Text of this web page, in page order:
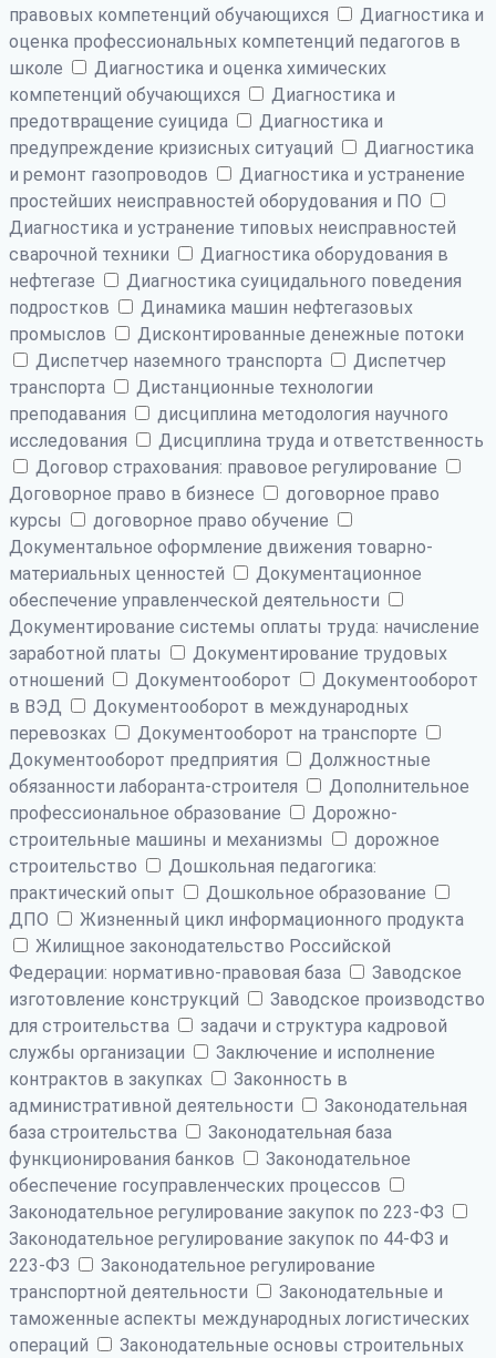
правовых компетенций обучающихся
Диагностика и
оценка профессиональных компетенций педагогов в
школе
Диагностика и оценка химических
компетенций обучающихся
Диагностика и
предотвращение суицида
Диагностика и
предупреждение кризисных ситуаций
Диагностика
и ремонт газопроводов
Диагностика и устранение
простейших неисправностей оборудования и ПО
Диагностика и устранение типовых неисправностей
сварочной техники
Диагностика оборудования в
нефтегазе
Диагностика суицидального поведения
подростков
Динамика машин нефтегазовых
промыслов
Дисконтированные денежные потоки
Диспетчер наземного транспорта
Диспетчер
транспорта
Дистанционные технологии
преподавания
дисциплина методология научного
исследования
Дисциплина труда и ответственность
Договор страхования: правовое регулирование
Договорное право в бизнесе
договорное право
курсы
договорное право обучение
Документальное оформление движения товарно-
материальных ценностей
Документационное
обеспечение управленческой деятельности
Документирование системы оплаты труда: начисление
заработной платы
Документирование трудовых
отношений
Документооборот
Документооборот
в ВЭД
Документооборот в международных
перевозках
Документооборот на транспорте
Документооборот предприятия
Должностные
обязанности лаборанта-строителя
Дополнительное
профессиональное образование
Дорожно-
строительные машины и механизмы
дорожное
строительство
Дошкольная педагогика:
практический опыт
Дошкольное образование
ДПО
Жизненный цикл информационного продукта
Жилищное законодательство Российской
Федерации: нормативно-правовая база
Заводское
изготовление конструкций
Заводское производство
для строительства
задачи и структура кадровой
службы организации
Заключение и исполнение
контрактов в закупках
Законность в
административной деятельности
Законодательная
база строительства
Законодательная база
функционирования банков
Законодательное
обеспечение госуправленческих процессов
Законодательное регулирование закупок по 223-ФЗ
Законодательное регулирование закупок по 44-ФЗ и
223-ФЗ
Законодательное регулирование
транспортной деятельности
Законодательные и
таможенные аспекты международных логистических
операций
Законодательные основы строительных